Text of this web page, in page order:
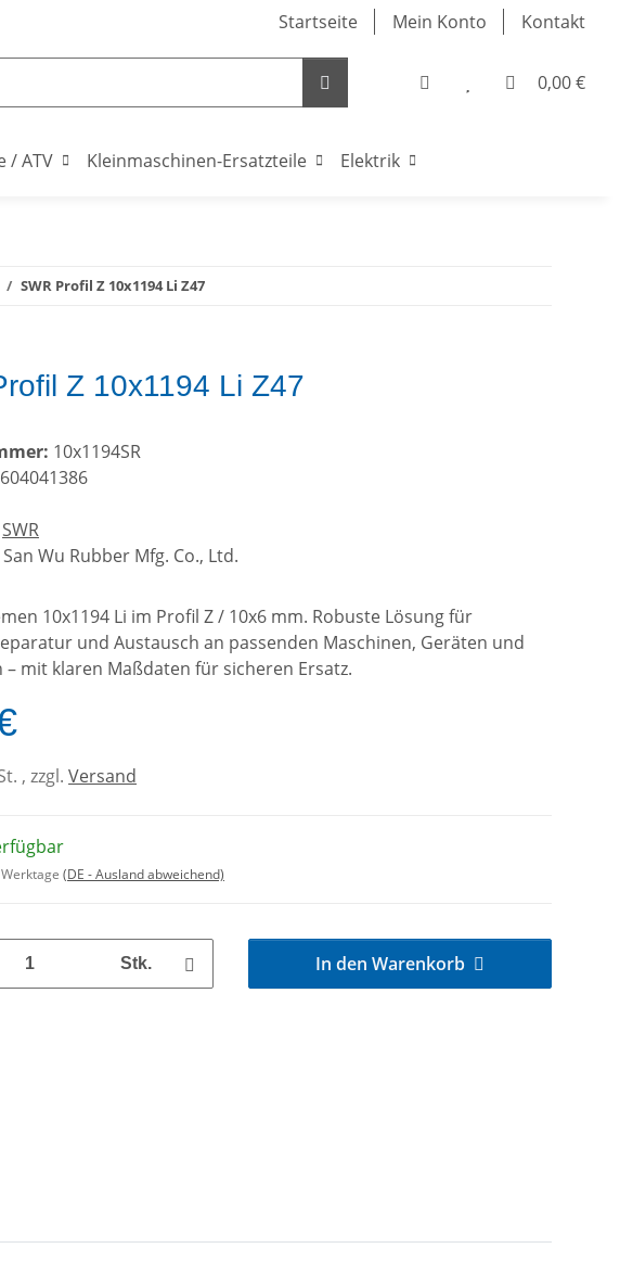
Startseite Mein Konto Kontakt
0,00 €
/ ATV Kleinmaschinen-Ersatzteile Elektrik
SWR Profil Z 10x1194 Li Z47
Z 10x1194 Li Z47
10x1194SR
SWR
San Wu Rubber Mfg. Co., Ltd.
10x1194 Li im Profil Z / 10x6 mm. Robuste Lösung für
und Austausch an passenden Maschinen, Geräten und
– mit klaren Maßdaten für sicheren Ersatz.
, zzgl. Versand
(DE - Ausland abweichend)
Stk. In den Warenkorb